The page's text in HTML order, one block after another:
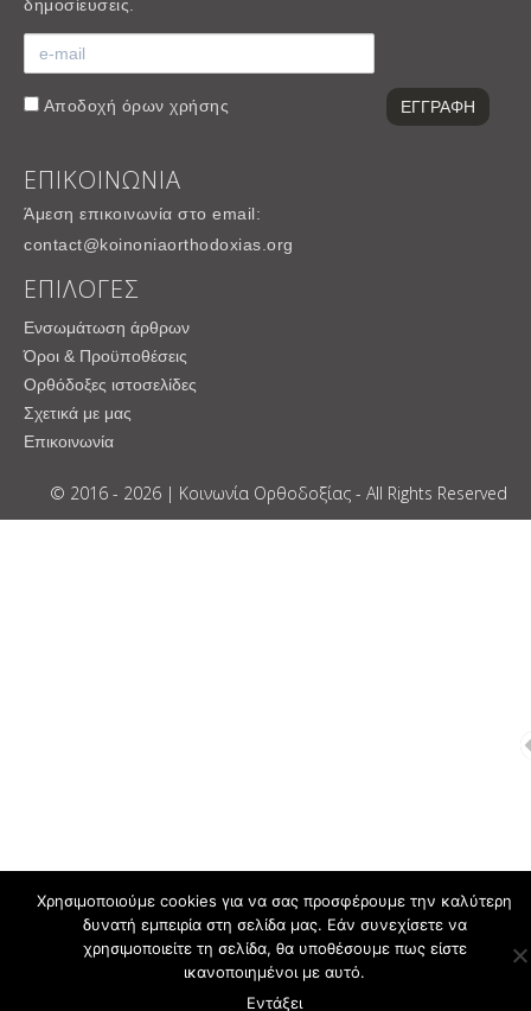
δημοσίευσεις.
Αποδοχή όρων χρήσης
ΕΠΙΚΟΙΝΩΝΙΑ
Άμεση επικοινωνία στο email:
contact@koinoniaorthodoxias.org
ΕΠΙΛΟΓΕΣ
Ενσωμάτωση άρθρων
Όροι & Προϋποθέσεις
Ορθόδοξες ιστοσελίδες
Σχετικά με μας
Επικοινωνία
© 2016 - 2026 | Κοινωνία Ορθοδοξίας - All Rights Reserved
Χρησιμοποιούμε cookies για να σας προσφέρουμε την καλύτερη
δυνατή εμπειρία στη σελίδα μας. Εάν συνεχίσετε να
χρησιμοποιείτε τη σελίδα, θα υποθέσουμε πως είστε
ικανοποιημένοι με αυτό.
Εντάξει